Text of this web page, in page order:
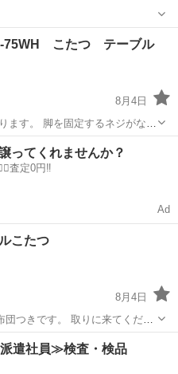
75WH こたつ テーブル
8月4日
... ってくれませんか？
査定0円‼️
Ad
こたつ
8月4日
取りに来てくださ
ル
遣社員≫検査・検品